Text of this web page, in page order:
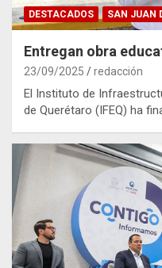
DESTACADOS SAN JUAN
Entregan obra
23/09/2025 redacción
El Instituto de
de Querétaro (IFEQ) ha